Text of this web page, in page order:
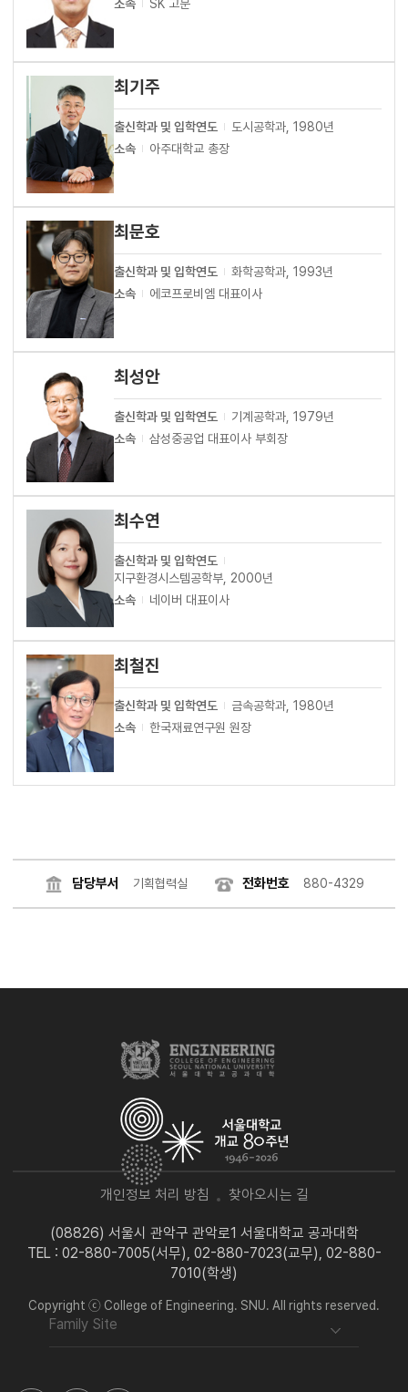
소속
SK 고문
최기주
출신학과 및 입학연도
도시공학과, 1980년
소속
아주대학교 총장
최문호
출신학과 및 입학연도
화학공학과, 1993년
소속
에코프로비엠 대표이사
최성안
출신학과 및 입학연도
기계공학과, 1979년
소속
삼성중공업 대표이사 부회장
최수연
출신학과 및 입학연도
지구환경시스템공학부, 2000년
소속
네이버 대표이사
최철진
출신학과 및 입학연도
금속공학과, 1980년
소속
한국재료연구원 원장
담당부서 기획협력실 전화번호 880-4329
개인정보 처리 방침 찾아오시는 길
(08826) 서울시 관악구 관악로1 서울대학교 공과대학
TEL : 02-880-7005(서무), 02-880-7023(교무), 02-880-
7010(학생)
Copyright ⓒ College of Engineering. SNU. All rights reserved.
Family Site